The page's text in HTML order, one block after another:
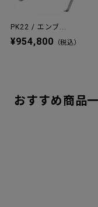
PK22 / エンブ...
¥954,800 （税込）
おすすめ商品